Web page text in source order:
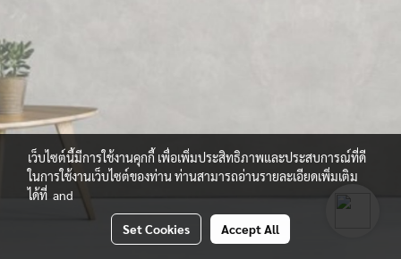
เว็บไซต์นี้มีการใช้งานคุกกี้ เพื่อเพิ่มประสิทธิภาพและประสบการณ์ที่ดี
ในการใช้งานเว็บไซต์ของท่าน ท่านสามารถอ่านรายละเอียดเพิ่มเติม
ได้ที่ and
Set Cookies Accept All